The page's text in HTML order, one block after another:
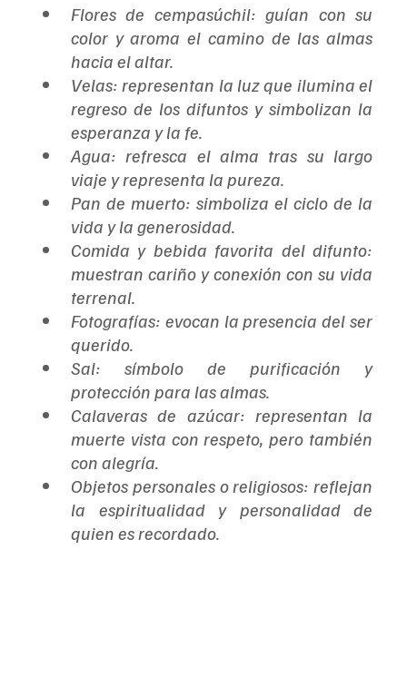
Flores de cempasúchil: guían con su
color y aroma el camino de las almas
hacia el altar.
Velas: representan la luz que ilumina el
regreso de los difuntos y simbolizan la
esperanza y la fe.
Agua: refresca el alma tras su largo
viaje y representa la pureza.
Pan de muerto: simboliza el ciclo de la
vida y la generosidad.
Comida y bebida favorita del difunto:
muestran cariño y conexión con su vida
terrenal.
Fotografías: evocan la presencia del ser
querido.
Sal: símbolo de purificación y
protección para las almas.
Calaveras de azúcar: representan la
muerte vista con respeto, pero también
con alegría.
Objetos personales o religiosos: reflejan
la espiritualidad y personalidad de
quien es recordado.